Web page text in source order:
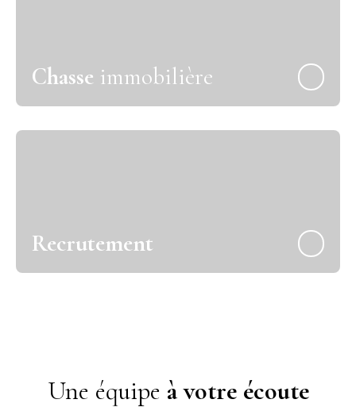
Chasse immobilière
Recrutement
Une équipe à votre écoute